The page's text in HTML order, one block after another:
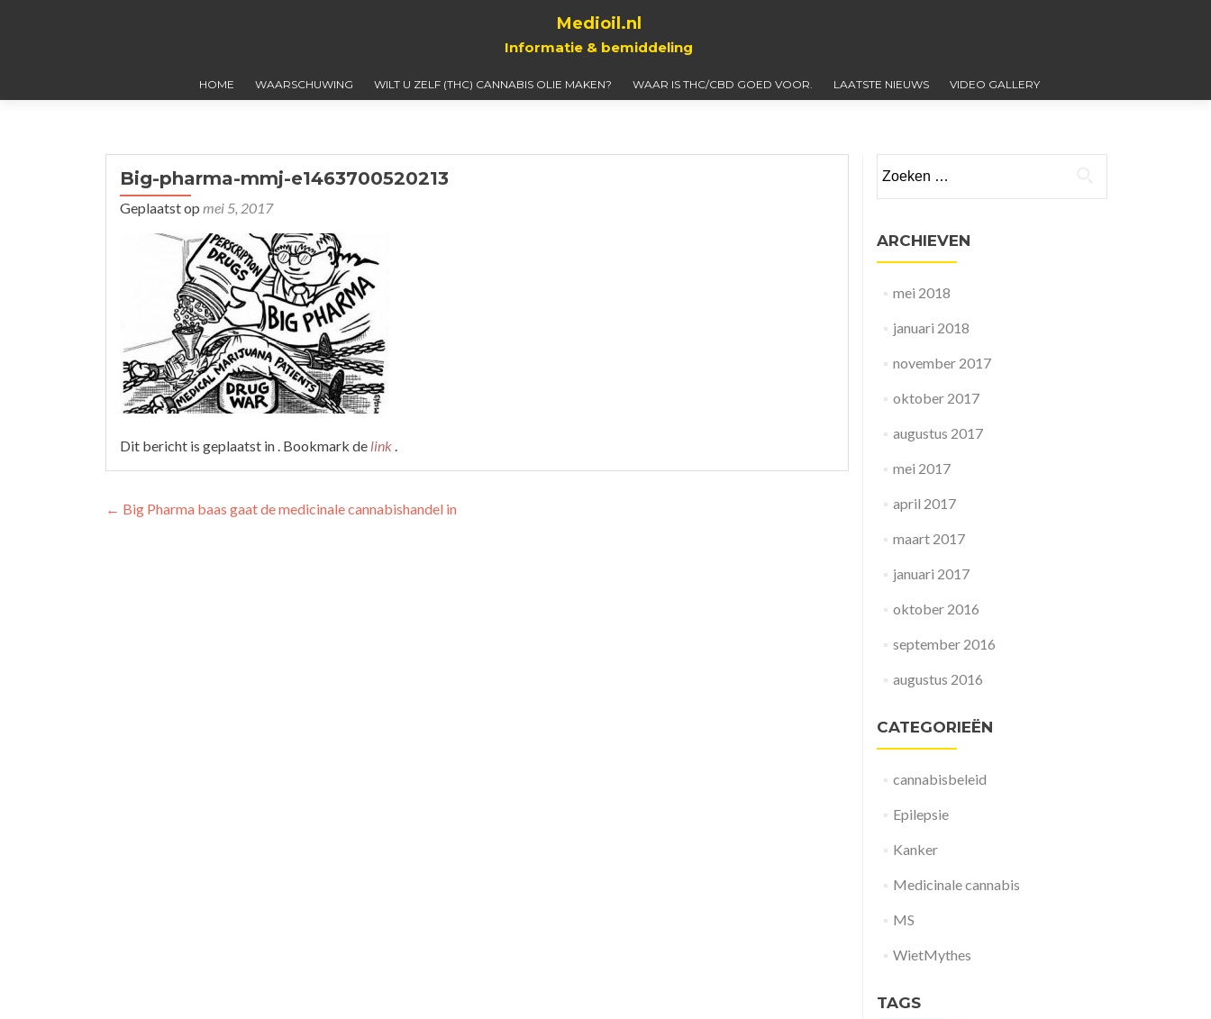
Medioil.nl
Informatie & bemiddeling
HOME WAARSCHUWING WILT U ZELF (THC) CANNABIS OLIE MAKEN? WAAR IS THC/CBD GOED VOOR. LAATSTE NIEUWS VIDEO GALLERY
Big-pharma-mmj-e1463700520213
Geplaatst op mei 5, 2017
Dit bericht is geplaatst in . Bookmark de link .
Berichtnavigatie
← Big Pharma baas gaat de medicinale cannabishandel in
naar:
ARCHIEVEN
mei 2018
januari 2018
november 2017
oktober 2017
augustus 2017
mei 2017
april 2017
maart 2017
januari 2017
oktober 2016
september 2016
augustus 2016
CATEGORIEËN
cannabisbeleid
Epilepsie
Kanker
Medicinale cannabis
MS
WietMythes
TAGS